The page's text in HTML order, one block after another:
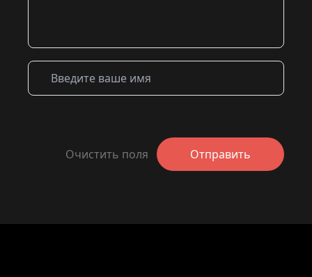
Очистить поля Отправить